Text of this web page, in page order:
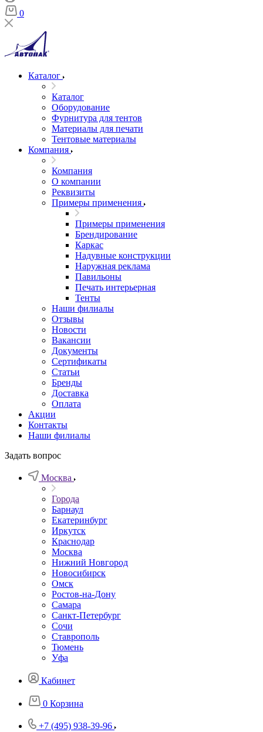
0
Каталог
Каталог
Оборудование
Фурнитура для тентов
Материалы для печати
Тентовые материалы
Компания
Компания
О компании
Реквизиты
Примеры применения
Примеры применения
Брендирование
Каркас
Надувные конструкции
Наружная реклама
Павильоны
Печать интерьерная
Тенты
Наши филиалы
Отзывы
Новости
Вакансии
Документы
Cертификаты
Статьи
Бренды
Доставка
Оплата
Акции
Контакты
Наши филиалы
Задать вопрос
Москва
Города
Барнаул
Екатеринбург
Иркутск
Краснодар
Москва
Нижний Новгород
Новосибирск
Омск
Ростов-на-Дону
Самара
Санкт-Петербург
Сочи
Ставрополь
Тюмень
Уфа
Кабинет
0 Корзина
+7 (495) 938-39-96